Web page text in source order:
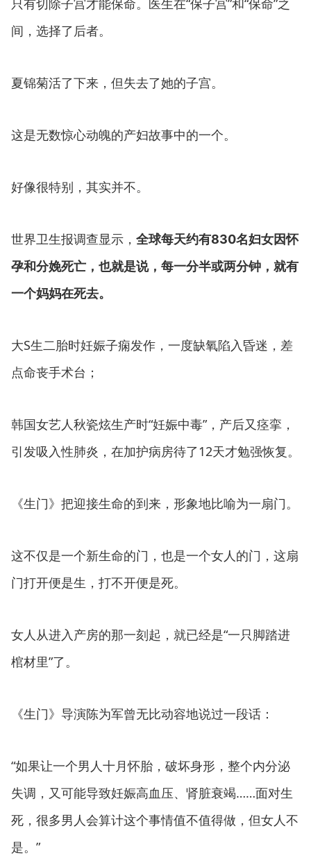
只有切除子宫才能保命。医生在“保子宫”和“保命”之
间，选择了后者。
夏锦菊活了下来，但失去了她的子宫。
这是无数惊心动魄的产妇故事中的一个。
好像很特别，其实并不。
世界卫生报调查显示， 全球每天约有830名妇女因怀
孕和分娩死亡，也就是说，每一分半或两分钟，就有
一个妈妈在死去。
大S生二胎时妊娠子痫发作，一度缺氧陷入昏迷，差
点命丧手术台；
韩国女艺人秋瓷炫生产时“妊娠中毒”，产后又痉挛，
引发吸入性肺炎，在加护病房待了12天才勉强恢复。
《生门》把迎接生命的到来，形象地比喻为一扇门。
这不仅是一个新生命的门，也是一个女人的门，这扇
门打开便是生，打不开便是死。
女人从进入产房的那一刻起，就已经是“一只脚踏进
棺材里”了。
《生门》导演陈为军曾无比动容地说过一段话：
“如果让一个男人十月怀胎，破坏身形，整个内分泌
失调，又可能导致妊娠高血压、肾脏衰竭……面对生
死，很多男人会算计这个事情值不值得做，但女人不
是。”